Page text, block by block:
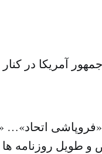
آمریکا در
و طویل